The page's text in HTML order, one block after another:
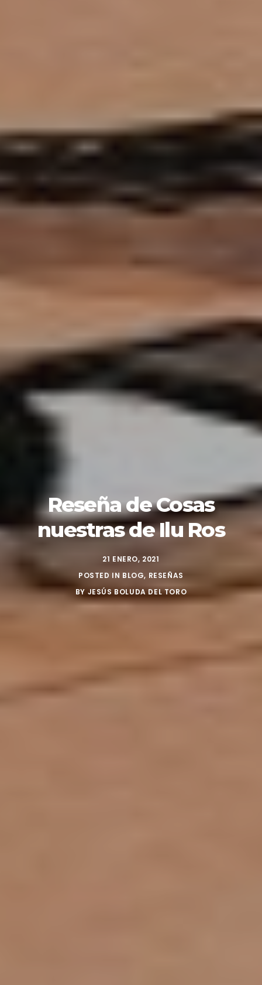
Reseña de Cosas
nuestras de Ilu Ros
21 ENERO, 2021
POSTED IN BLOG, RESEÑAS
BY JESÚS BOLUDA DEL TORO